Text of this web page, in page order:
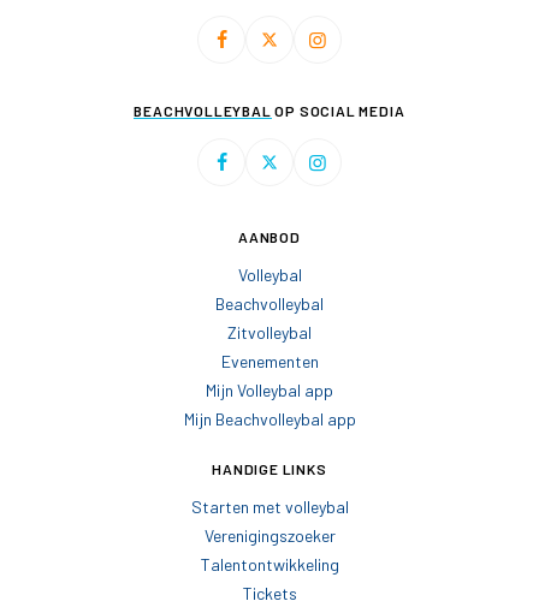
BEACHVOLLEYBAL OP SOCIAL MEDIA
AANBOD
Volleybal
Beachvolleybal
Zitvolleybal
Evenementen
Mijn Volleybal app
Mijn Beachvolleybal app
HANDIGE LINKS
Starten met volleybal
Verenigingszoeker
Talentontwikkeling
Tickets